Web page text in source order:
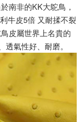
南非的KK大鴕鳥，
牛皮5倍 又耐揉不裂
皮屬世界上名貴的
氣性好、耐磨。